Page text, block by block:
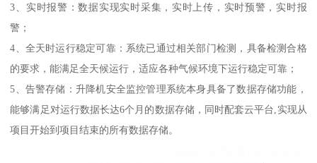
3、实时报警：数据实现实时采集，实时上传，实时预警，实时报
警；
4、全天时运行稳定可靠：系统已通过相关部门检测，具备检测合格
的要求，能满足全天候运行，适应各种气候环境下运行稳定可靠；
5、告警存储：升降机安全监控管理系统本身具备了数据存储功能，
能够满足对运行数据长达6个月的数据存储，同时配套云平台,实现从
项目开始到项目结束的所有数据存储。